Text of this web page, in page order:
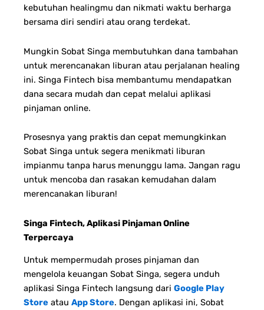
kebutuhan healingmu dan nikmati waktu berharga
bersama diri sendiri atau orang terdekat.
Mungkin Sobat Singa membutuhkan dana tambahan
untuk merencanakan liburan atau perjalanan healing
ini. Singa Fintech bisa membantumu mendapatkan
dana secara mudah dan cepat melalui aplikasi
pinjaman online.
Prosesnya yang praktis dan cepat memungkinkan
Sobat Singa untuk segera menikmati liburan
impianmu tanpa harus menunggu lama. Jangan ragu
untuk mencoba dan rasakan kemudahan dalam
merencanakan liburan!
Singa Fintech, Aplikasi Pinjaman Online
Terpercaya
Untuk mempermudah proses pinjaman dan
mengelola keuangan Sobat Singa, segera unduh
aplikasi Singa Fintech langsung dari Google Play
Store atau App Store. Dengan aplikasi ini, Sobat